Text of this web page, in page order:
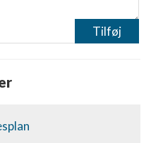
Tilføj